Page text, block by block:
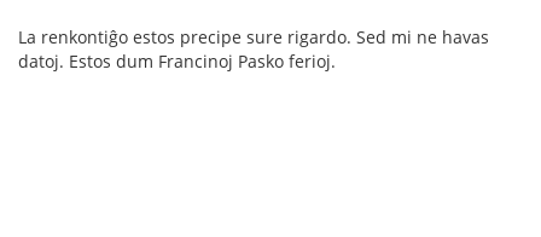
La renkontiĝo estos precipe sure rigardo. Sed mi ne havas
datoj. Estos dum Francinoj Pasko ferioj.